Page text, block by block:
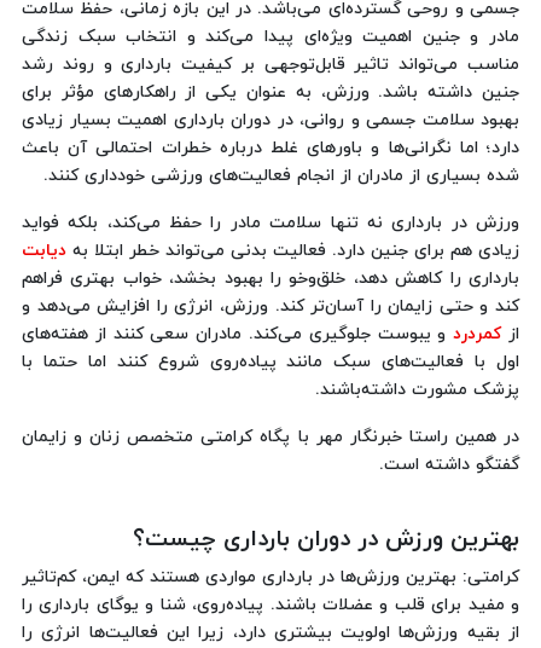
جسمی و روحی گسترده‌ای می‌باشد. در این بازه زمانی، حفظ سلامت
مادر و جنین اهمیت ویژه‌ای پیدا می‌کند و انتخاب سبک زندگی
مناسب می‌تواند تاثیر قابل‌توجهی بر کیفیت بارداری و روند رشد
جنین داشته باشد. ورزش، به عنوان یکی از راهکارهای مؤثر برای
بهبود سلامت جسمی و روانی، در دوران بارداری اهمیت بسیار زیادی
دارد؛ اما نگرانی‌ها و باورهای غلط درباره خطرات احتمالی آن باعث
شده بسیاری از مادران از انجام فعالیت‌های ورزشی خودداری کنند.
ورزش در بارداری نه تنها سلامت مادر را حفظ می‌کند، بلکه فواید
زیادی هم برای جنین دارد. فعالیت بدنی می‌تواند خطر ابتلا به دیابت
بارداری را کاهش دهد، خلق‌وخو را بهبود بخشد، خواب بهتری فراهم
کند و حتی زایمان را آسان‌تر کند. ورزش، انرژی را افزایش می‌دهد و
ازکمردردو یبوست جلوگیری می‌کند. مادران سعی کنند از هفته‌های
اول با فعالیت‌های سبک مانند پیاده‌روی شروع کنند اما حتما با
پزشک مشورت داشته‌باشند.
در همین راستا خبرنگار مهر با پگاه کرامتی متخصص زنان و زایمان
گفتگو داشته است.
بهترین ورزش در دوران بارداری چیست؟
کرامتی: بهترین ورزش‌ها در بارداری مواردی هستند که ایمن، کم‌تاثیر
و مفید برای قلب و عضلات باشند. پیاده‌روی، شنا و یوگای بارداری را
از بقیه ورزش‌ها اولویت بیشتری دارد، زیرا این فعالیت‌ها انرژی را